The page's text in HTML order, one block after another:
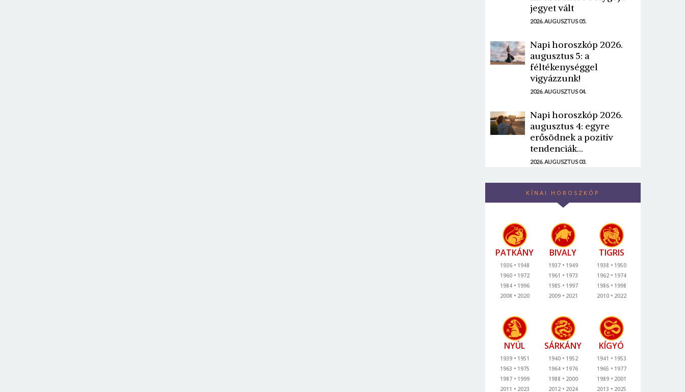
jegyet vált
2026. AUGUSZTUS 05.
Napi horoszkóp 2026.
augusztus 5: a
féltékenységgel
vigyázzunk!
2026. AUGUSZTUS 04.
Napi horoszkóp 2026.
augusztus 4: egyre
erősödnek a pozitív
tendenciák...
2026. AUGUSZTUS 03.
KÍNAI HOROSZKÓP
PATKÁNY
1936
1948
1960
1972
1984
1996
2008
2020
BIVALY
1937
1949
1961
1973
1985
1997
2009
2021
TIGRIS
1938
1950
1962
1974
1986
1998
2010
2022
NYÚL
1939
1951
1963
1975
1987
1999
2011
2023
SÁRKÁNY
1940
1952
1964
1976
1988
2000
2012
2024
KÍGYÓ
1941
1953
1965
1977
1989
2001
2013
2025